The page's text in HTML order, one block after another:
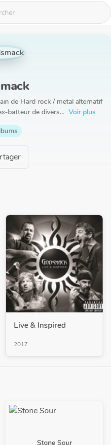
de Hard rock / metal alternatif
batteur de divers… Voir plus
Live & Inspired
2017
Stone Sour